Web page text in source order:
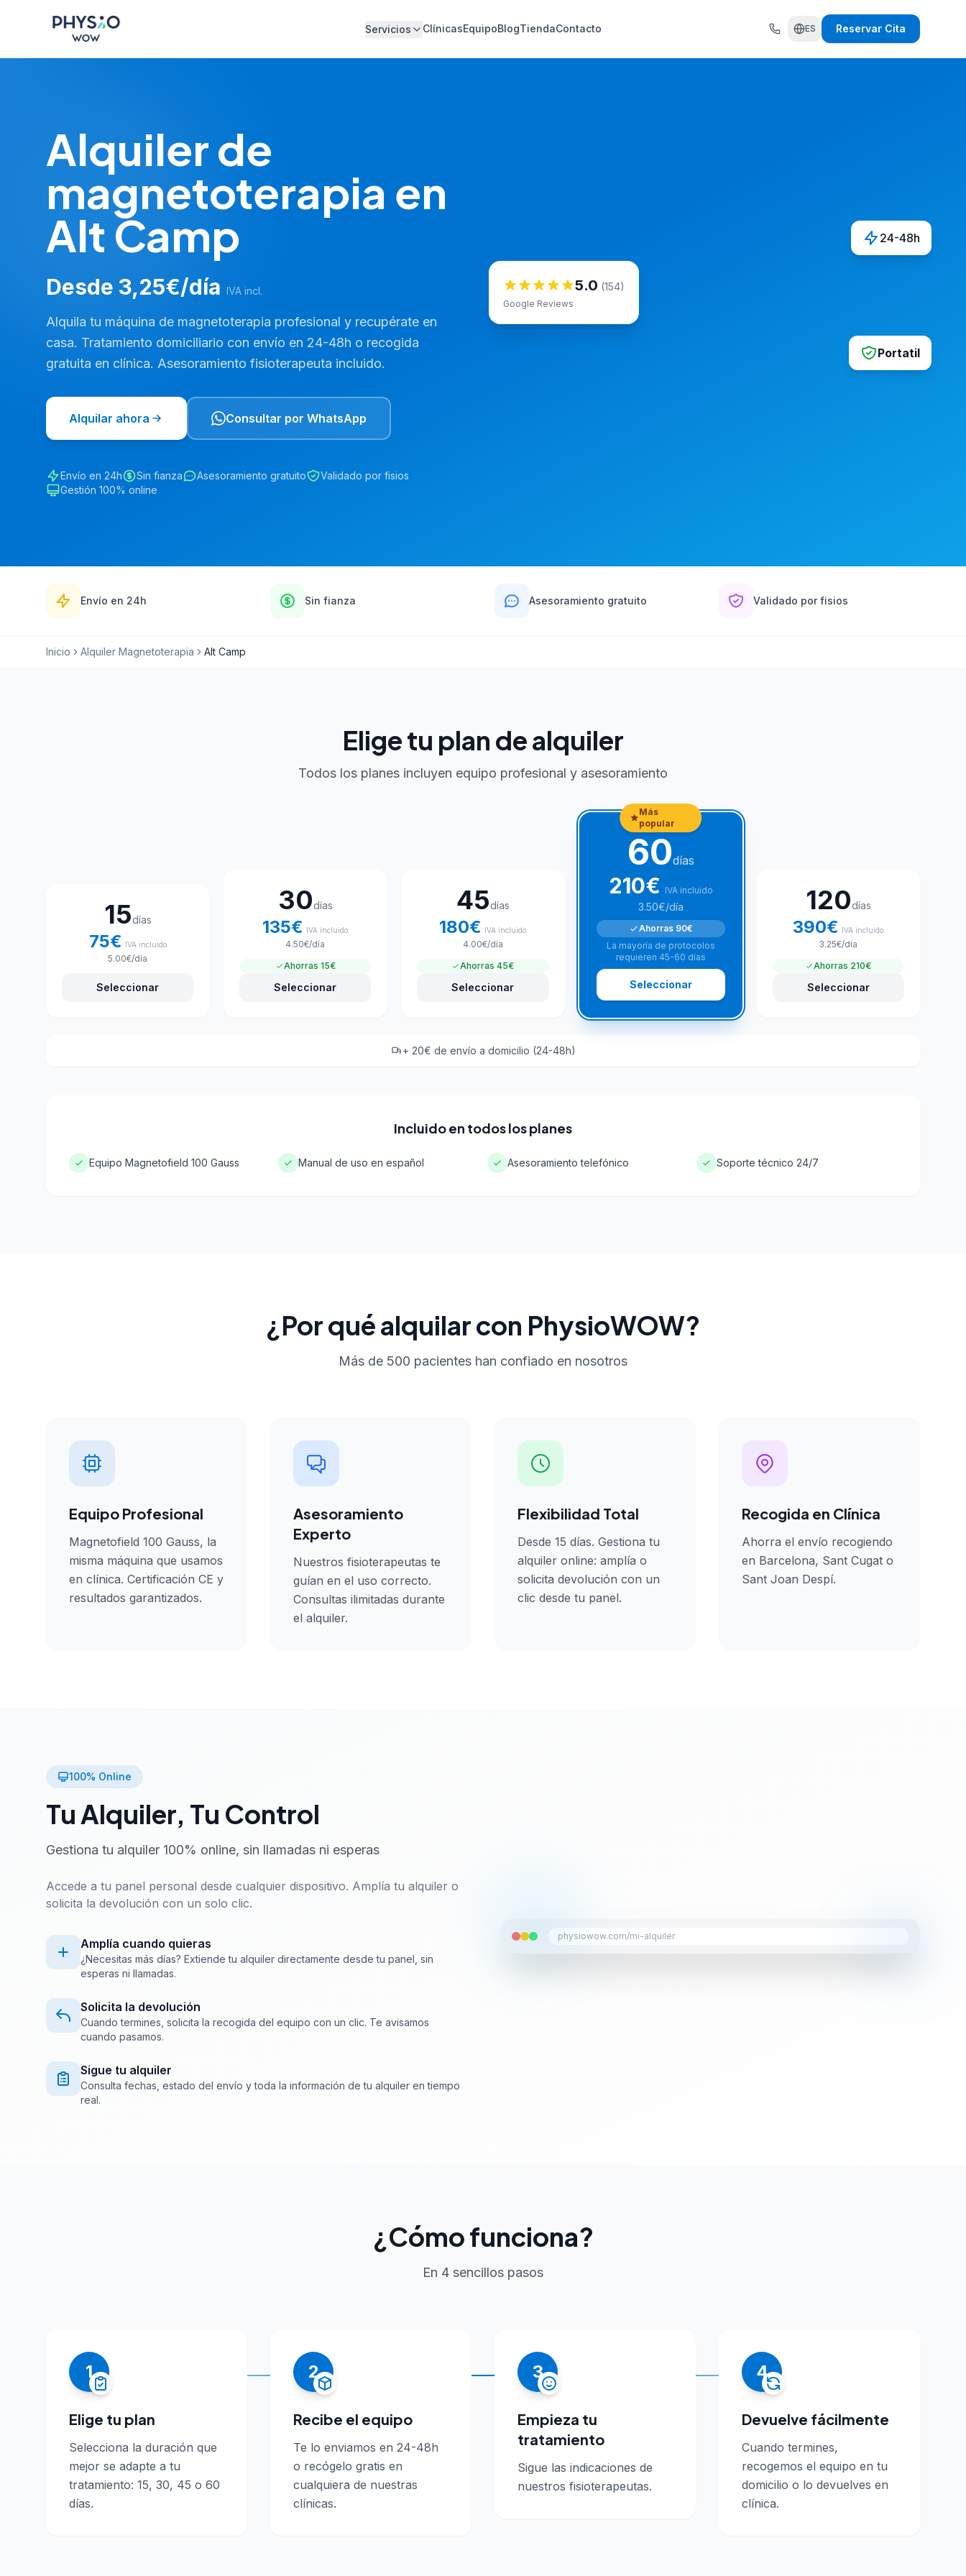
Physio WOW
Servicios ClínicasEquipoBlogTiendaContacto ES Reservar Cita
Alquiler de
magnetoterapia en
Alt Camp
Desde 3,25€/día IVA incl.
Alquila tu máquina de magnetoterapia profesional y recupérate en
casa. Tratamiento domiciliario con envío en 24-48h o recogida
gratuita en clínica. Asesoramiento fisioterapeuta incluido.
Alquilar ahora Consultar por WhatsApp
Envío en 24h Sin fianza Asesoramiento gratuito
Validado por fisios
Gestión 100% online
5.0 (154)
Google Reviews
Portatil
24-48h
Envío en 24h Sin fianza Asesoramiento gratuito Validado por fisios
Inicio Alquiler Magnetoterapia Alt Camp
Elige tu plan de alquiler
Todos los planes incluyen equipo profesional y asesoramiento
15días
75€ IVA incluido
5.00€/día
Seleccionar
30días
135€ IVA incluido
4.50€/día
Ahorras 15€
Seleccionar
45días
180€ IVA incluido
4.00€/día
Ahorras 45€
Seleccionar
Más
popular
60días
210€ IVA incluido
3.50€/día
Ahorras 90€
La mayoría de protocolos
requieren 45-60 días
Seleccionar
120días
390€ IVA incluido
3.25€/día
Ahorras 210€
Seleccionar
+ 20€ de envío a domicilio (24-48h)
Incluido en todos los planes
Equipo Magnetofield 100 Gauss Manual de uso en español Asesoramiento telefónico Soporte técnico 24/7
¿Por qué alquilar con PhysioWOW?
Más de 500 pacientes han confiado en nosotros
Equipo Profesional
Magnetofield 100 Gauss, la
misma máquina que usamos
en clínica. Certificación CE y
resultados garantizados.
Asesoramiento
Experto
Nuestros fisioterapeutas te
guían en el uso correcto.
Consultas ilimitadas durante
el alquiler.
Flexibilidad Total
Desde 15 días. Gestiona tu
alquiler online: amplía o
solicita devolución con un
clic desde tu panel.
Recogida en Clínica
Ahorra el envío recogiendo
en Barcelona, Sant Cugat o
Sant Joan Despí.
100% Online
Tu Alquiler, Tu Control
Gestiona tu alquiler 100% online, sin llamadas ni esperas
Accede a tu panel personal desde cualquier dispositivo. Amplía tu alquiler o
solicita la devolución con un solo clic.
Amplía cuando quieras
¿Necesitas más días? Extiende tu alquiler directamente desde tu panel, sin
esperas ni llamadas.
Solicita la devolución
Cuando termines, solicita la recogida del equipo con un clic. Te avisamos
cuando pasamos.
Sigue tu alquiler
Consulta fechas, estado del envío y toda la información de tu alquiler en tiempo
real.
physiowow.com/mi-alquiler
¿Cómo funciona?
En 4 sencillos pasos
1
Elige tu plan
Selecciona la duración que
mejor se adapte a tu
tratamiento: 15, 30, 45 o 60
días.
2
Recibe el equipo
Te lo enviamos en 24-48h
o recógelo gratis en
cualquiera de nuestras
clínicas.
3
Empieza tu
tratamiento
Sigue las indicaciones de
nuestros fisioterapeutas.
4
Devuelve fácilmente
Cuando termines,
recogemos el equipo en tu
domicilio o lo devuelves en
clínica.